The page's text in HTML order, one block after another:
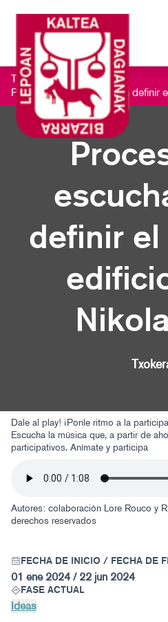
Todos los procesos
Proceso de escucha para definir el uso del
definir
Dale al play! ¡Ponle ritmo a la
Escucha la música que, a partir de
participativos. Anímate y participa
Autores: colaboración Lore Rouco y
derechos reservados
FECHA DE INICIO / FECHA DE
01 ene 2024 / 22 jun 2024
FASE ACTUAL
Ideas